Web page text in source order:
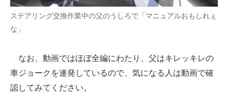
ステアリング交換作業中の父のうしろで「マニュアルおもしれぇ
な」
なお、動画ではほぼ全編にわたり、父はキレッキレの
車ジョークを連発しているので、気になる人は動画で確
認してみてください。